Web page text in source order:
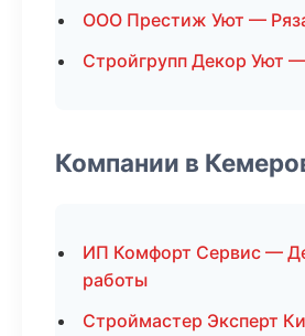
ООО Престиж Уют —
Стройгрупп Декор Уют
Компании в
ИП Комфорт Сервис —
работы
Строймастер Эксперт